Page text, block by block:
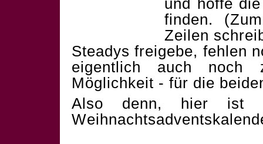
und hoffe
finden.
Zeilen
Steadys freigebe, fehlen
eigentlich auch noch
Möglichkeit - für die
Also denn, hier ist